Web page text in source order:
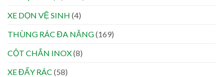
XE DỌN VỆ SINH (4)
THÙNG RÁC ĐA NĂNG(169)
CỘT CHẮN INOX(8)
XE ĐẨY RÁC (58)